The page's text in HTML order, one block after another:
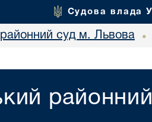
Судова влада
районний суд м. Львова •